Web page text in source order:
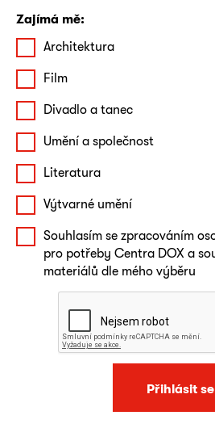
Zajímá mě:
Architektura
Film
Divadlo a tanec
Umění a společnost
Literatura
Výtvarné umění
Souhlasím se zpracováním
pro potřeby Centra DOX a
materiálů dle mého výběru
Přihlásit se